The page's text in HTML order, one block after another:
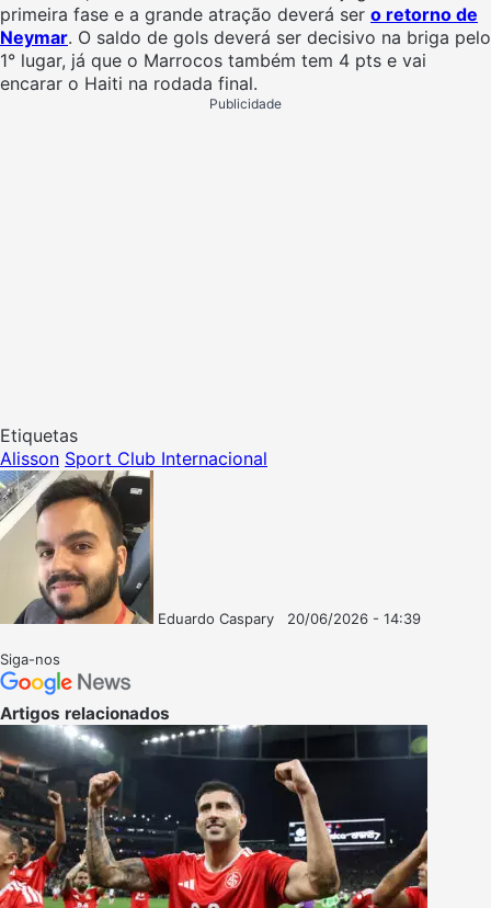
primeira fase e a grande atração deverá ser o retorno de
Neymar. O saldo de gols deverá ser decisivo na briga pelo
1° lugar, já que o Marrocos também tem 4 pts e vai
encarar o Haiti na rodada final.
Publicidade
Etiquetas
Alisson Sport Club Internacional
Eduardo Caspary
20/06/2026 - 14:39
Siga-nos
Artigos relacionados